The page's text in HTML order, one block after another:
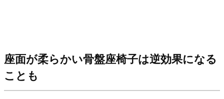
座面が柔らかい骨盤座椅子は逆効果になる
ことも